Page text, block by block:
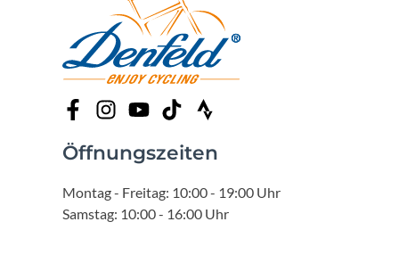
Öffnungszeiten
Montag - Freitag: 10:00 - 19:00 Uhr
Samstag: 10:00 - 16:00 Uhr